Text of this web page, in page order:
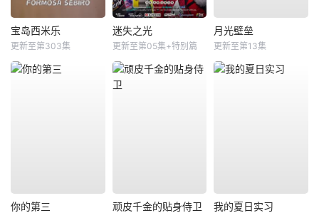
宝岛西米乐
更新至第303集
迷失之光
更新至第05集+特别篇
月光壁垒
更新至第13集
你的第三 顽皮千金的贴身侍卫 我的夏日实习